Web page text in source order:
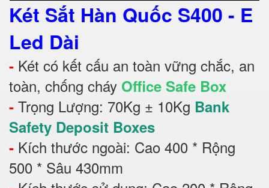
Két Sắt Hàn Quốc S400 - E
Led Dài
- Két có kết cấu an toàn vững chắc, an
toàn, chống cháy Office Safe Box
- Trọng Lượng: 70Kg ± 10Kg Bank
Safety Deposit Boxes
- Kích thước ngoài: Cao 400 * Rộng
500 * Sâu 430mm